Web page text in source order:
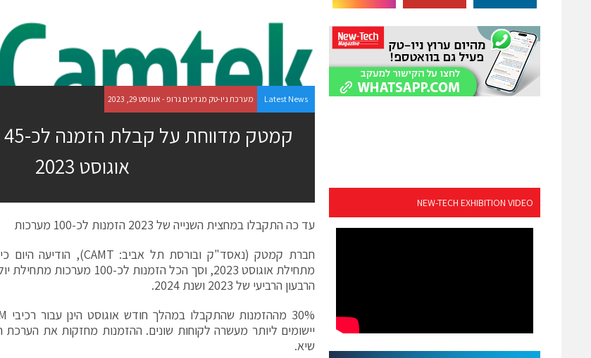
Latest News מערכת ניו-טק מגזינים גרופ - אוגוסט 29, 2023
אוגוסט 2023
עד כה התקבלו במחצית השנייה של 2023 הזמנות לכ-100 מערכות
הרבעון הרביעי של 2023 ושנת 2024.
שיא.
NEW-TECH EXHIBITION VIDEO